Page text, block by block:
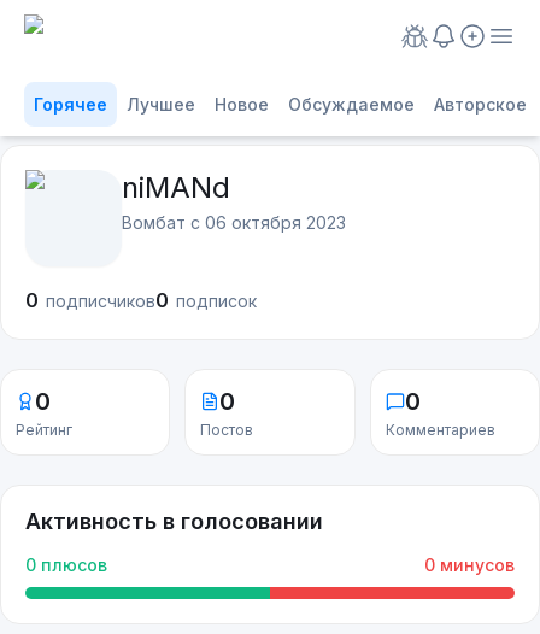
Горячее Лучшее Новое Обсуждаемое Авторское
niMANd
Вомбат с 06 октября 2023
0 подписчиков0 подписок
0
Рейтинг
0
Постов
0
Комментариев
Активность в голосовании
0 плюсов 0 минусов